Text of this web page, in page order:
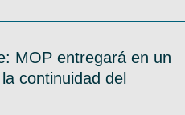
MOP entregará en un
continuidad del